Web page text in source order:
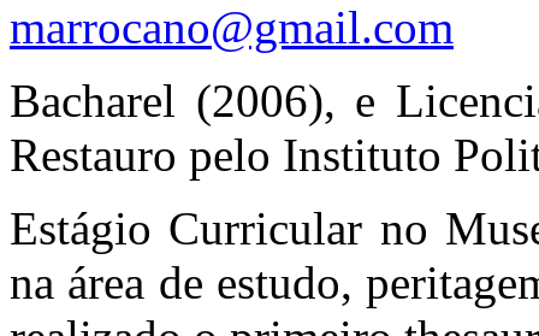
marrocano@gmail.com
Bacharel (2006), e
Restauro pelo Instituto
Estágio Curricular no
na área de estudo,